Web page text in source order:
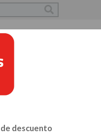
CATÁLOGO
descuento